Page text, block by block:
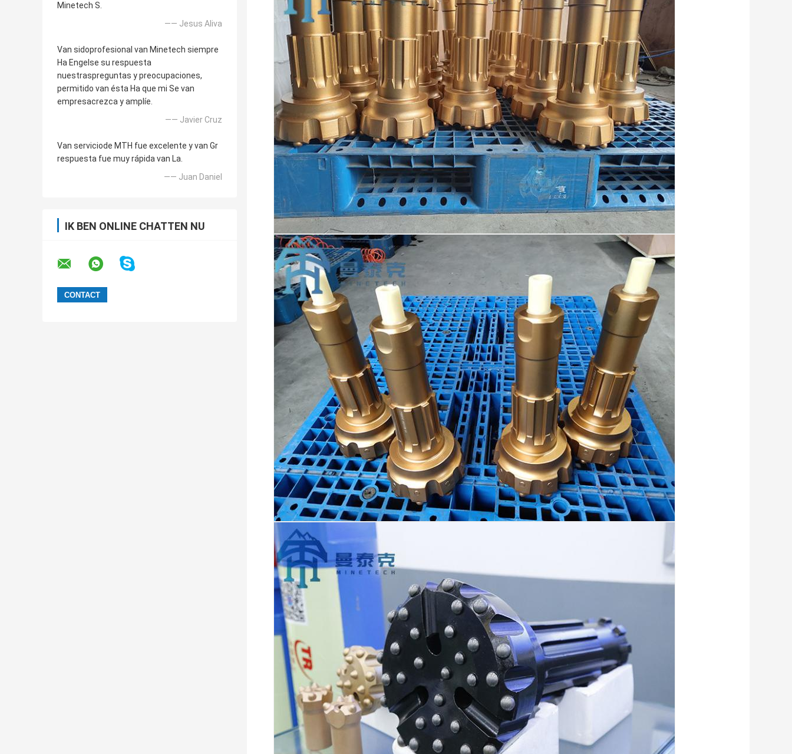
Minetech S.
—— Jesus Aliva
Van sidoprofesional van Minetech siempre
Ha Engelse su respuesta
nuestraspreguntas y preocupaciones,
permitido van ésta Ha que mi Se van
empresacrezca y amplíe.
—— Javier Cruz
Van serviciode MTH fue excelente y van Gr
respuesta fue muy rápida van La.
—— Juan Daniel
IK BEN ONLINE CHATTEN NU